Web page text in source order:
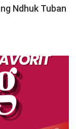
Ndhuk Tuban